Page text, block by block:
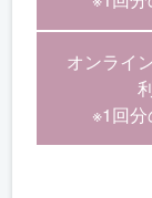
オンライ
※1回